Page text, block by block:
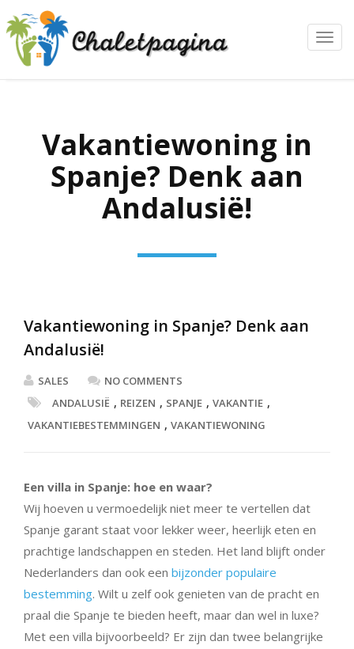
Vakantiewoning in
Spanje? Denk aan
Andalusië!
Vakantiewoning in Spanje? Denk aan
Andalusië!
SALES
NO COMMENTS
ANDALUSIË , REIZEN , SPANJE , VAKANTIE ,
VAKANTIEBESTEMMINGEN , VAKANTIEWONING
Een villa in Spanje: hoe en waar?
Wij hoeven u vermoedelijk niet meer te vertellen dat
Spanje garant staat voor lekker weer, heerlijk eten en
prachtige landschappen en steden. Het land blijft onder
Nederlanders dan ook een bijzonder populaire
bestemming. Wilt u zelf ook genieten van de pracht en
praal die Spanje te bieden heeft, maar dan wel in luxe?
Met een villa bijvoorbeeld? Er zijn dan twee belangrijke